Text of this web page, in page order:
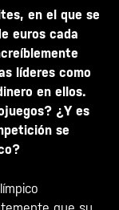
en el que se
euros cada
líderes como
en ellos.
¿Y es
se